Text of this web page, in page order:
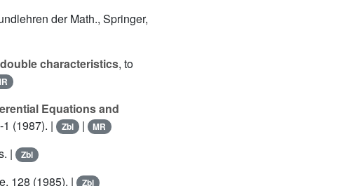
der Math., Springer,
characteristics, to
Equations and
(1987). | Zbl | MR
| Zbl
128 (1985). | Zbl